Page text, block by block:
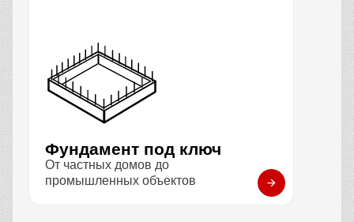
Фундамент под ключ
От частных домов до
промышленных объектов